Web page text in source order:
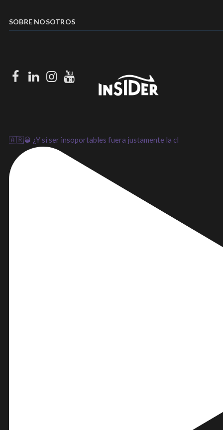
SOBRE NOSOTROS
Facebook
LinkedIn
Instagram
Youtube
🇦🇷🥃 ¿Y si ser insoportables fuera justamente la cl